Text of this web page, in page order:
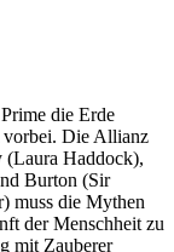
die Erde
vorbei. Die Allianz
(Laura Haddock),
Burton (Sir
muss die Mythen
der Menschheit zu
mit Zauberer